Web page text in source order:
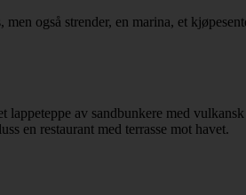
også strender, en marina, et
av sandbunkere med
en restaurant med terrasse mot havet.